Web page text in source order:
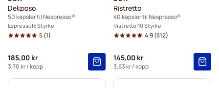
Delizioso
50 kapsler til Nespresso®
Espresso 5 Styrke
5(1)
185,00 kr
3,70 kr/ kopp
Ristretto
40 kapsler til Nespresso®
Ristretto 10 Styrke
4.9(512)
145,00 kr
3,63 kr/ kopp